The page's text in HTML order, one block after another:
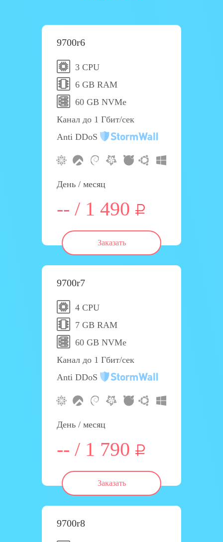
9700r6
3 CPU
6 GB RAM
60 GB NVMe
Канал до 1 Гбит/сек
Anti DDoS
День / месяц
-- / 1 490
Заказать
9700r7
4 CPU
7 GB RAM
60 GB NVMe
Канал до 1 Гбит/сек
Anti DDoS
День / месяц
-- / 1 790
Заказать
9700r8